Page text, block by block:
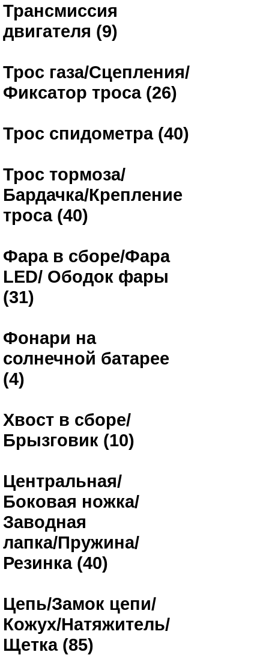
Трансмиссия
двигателя (9)
Трос газа/Сцепления/
Фиксатор троса (26)
Трос спидометра (40)
Трос тормоза/
Бардачка/Крепление
троса (40)
Фара в сборе/Фара
LED/ Ободок фары
(31)
Фонари на
солнечной батарее
(4)
Хвост в сборе/
Брызговик (10)
Центральная/
Боковая ножка/
Заводная
лапка/Пружина/
Резинка (40)
Цепь/Замок цепи/
Кожух/Натяжитель/
Щетка (85)